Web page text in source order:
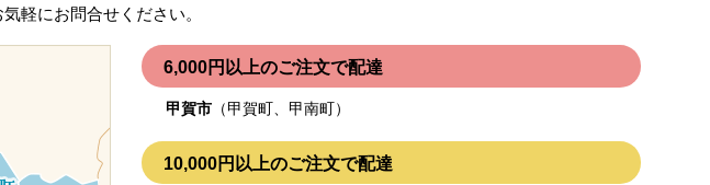
軽にお問合せください。
6,000円以上のご注文で配達
甲賀市 （甲賀町、甲南町）
10,000円以上のご注文で配達